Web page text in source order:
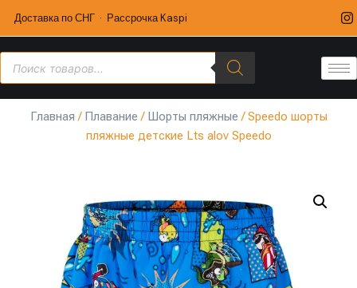
Доставка по СНГ · Рассрочка Kaspi
Главная / Плавание / Шорты пляжные / Speedo шорты
пляжные детские Lts alov Speedo